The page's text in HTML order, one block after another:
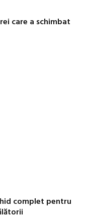
care a schimbat
complet pentru